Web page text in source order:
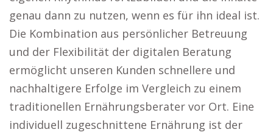
genau dann zu nutzen, wenn es für ihn ideal ist.
Die Kombination aus persönlicher Betreuung
und der Flexibilität der digitalen Beratung
ermöglicht unseren Kunden schnellere und
nachhaltigere Erfolge im Vergleich zu einem
traditionellen Ernährungsberater vor Ort. Eine
individuell zugeschnittene Ernährung ist der